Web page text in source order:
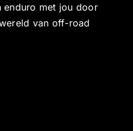
enduro met jou door
van off-road